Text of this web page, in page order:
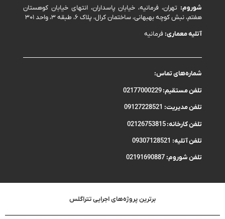
شوروم: تهران، فرمانیه، خیابان پاسداران، انتهای خیابان کوهستان
هفتم، نبش کوچه بهبهانی، ساختمان کرال، پلاک ۶، طبقه ۳، واحد ۳۰۱
آتلیه معماری: فرمانیه
شماره‌های تماس:
تلفن مستقیم:02177000229
تلفن مدیریت: 09127228521
تلفن کارخانه:02126753815
تلفن آتلیه: 09307128521
تلفن شوروم: 02191690887
برترین پروژه‌های اجرایی تتراگلس